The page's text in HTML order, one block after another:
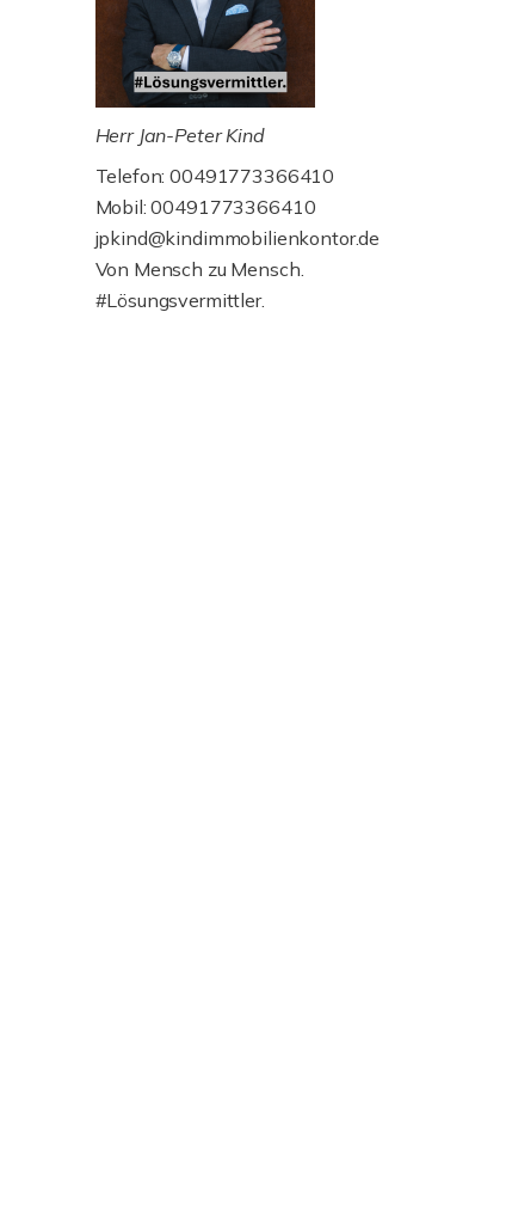
Herr Jan-Peter Kind
Telefon: 00491773366410
Mobil: 00491773366410
jpkind@kindimmobilienkontor.de
Von Mensch zu Mensch.
#Lösungsvermittler.